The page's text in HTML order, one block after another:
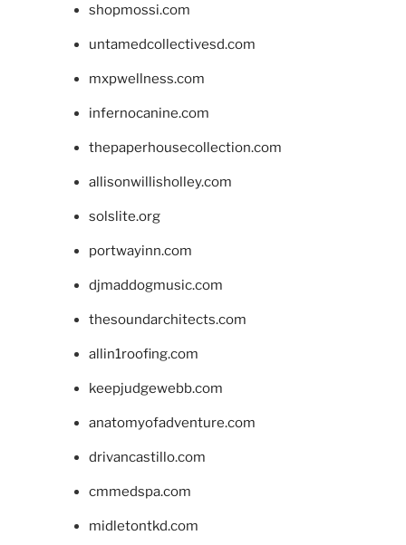
shopmossi.com
untamedcollectivesd.com
mxpwellness.com
infernocanine.com
thepaperhousecollection.com
allisonwillisholley.com
solslite.org
portwayinn.com
djmaddogmusic.com
thesoundarchitects.com
allin1roofing.com
keepjudgewebb.com
anatomyofadventure.com
drivancastillo.com
cmmedspa.com
midletontkd.com